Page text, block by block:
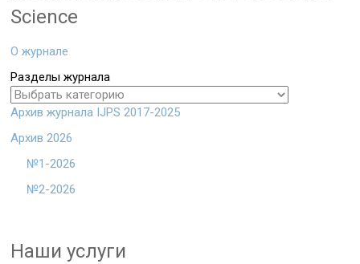
Science
О журнале
Разделы журнала
Архив журнала IJPS 2017-2025
Архив 2026
№1-2026
№2-2026
Наши услуги